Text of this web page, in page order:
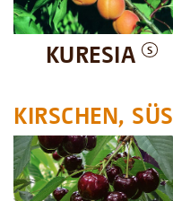
KURESIA S
KIRSCHEN, SÜSS